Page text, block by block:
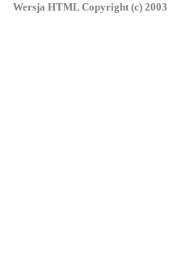
Wersja HTML Copyright (c) 2003